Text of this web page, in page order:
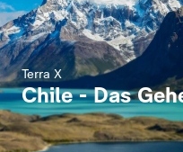
Terra X
Chile - Das